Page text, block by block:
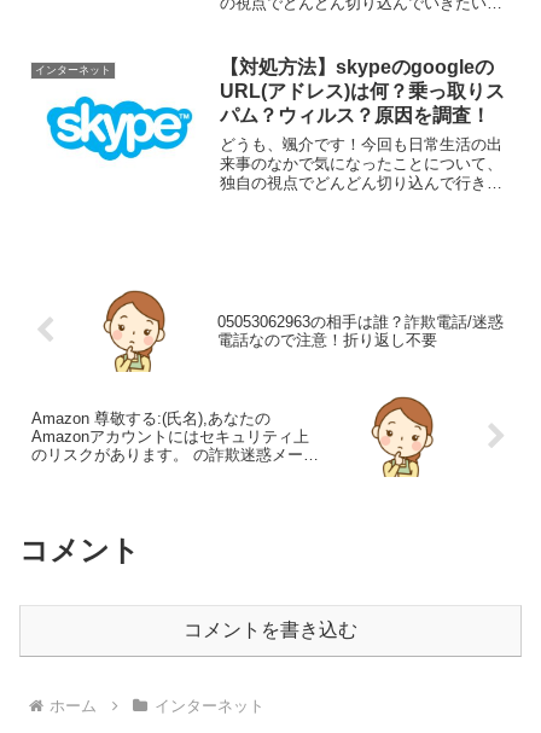
マー向けのボイス・チャットアプリ
『discord』が接続中...
インターネット
【対処方法】skypeのgoogleの
URL(アドレス)は何？乗っ取りス
パム？ウィルス？原因を調査！
どうも、颯介です！今回も日常生活の出
来事のなかで気になったことについて、
独自の視点でどんどん切り込んで行きた
05053062963の相手は誰？詐欺電話/迷惑
電話なので注意！折り返し不要
Amazon 尊敬する:(氏名),あなたの
Amazonアカウントにはセキュリティ上
のリスクがあります。 の詐欺迷惑メール
コメント
コメントを書き込む
ホーム インターネット